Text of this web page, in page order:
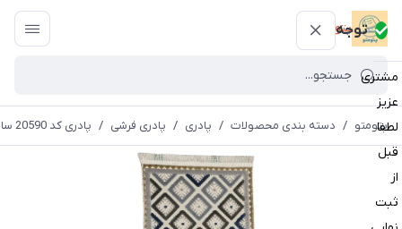
توجه
مشتری
عزیز
لطفا
قبل
از
ثبت
پتومتو
پتومتو / دسته بندی محصولات / پادری / پادری فرشی / پادری کد 20590 سایز 48x85 سانتی متر